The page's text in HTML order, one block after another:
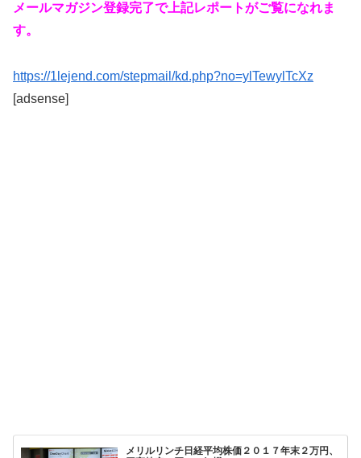
メールマガジン登録完了で上記レポートがご覧になれま
す。
https://1lejend.com/stepmail/kd.php?no=ylTewylTcXz
[adsense]
メリルリンチ日経平均株価２０１７年末２万円、